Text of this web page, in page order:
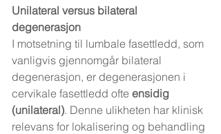
Unilateral versus bilateral
degenerasjon
I motsetning til lumbale fasettledd, som
vanligvis gjennomgår bilateral
degenerasjon, er degenerasjonen i
cervikale fasettledd ofte ensidig
(unilateral). Denne ulikheten har klinisk
relevans for lokalisering og behandling